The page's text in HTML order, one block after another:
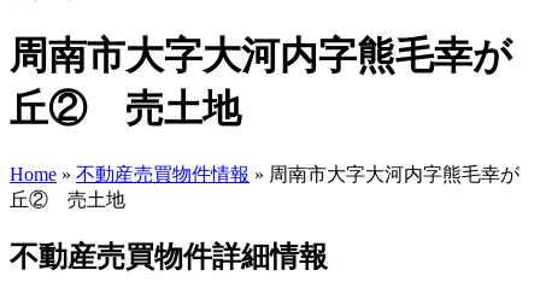
周南市大字大河内字熊毛幸が
丘② 売土地
Home » 不動産売買物件情報 » 周南市大字大河内字熊毛幸が
丘② 売土地
不動産売買物件詳細情報